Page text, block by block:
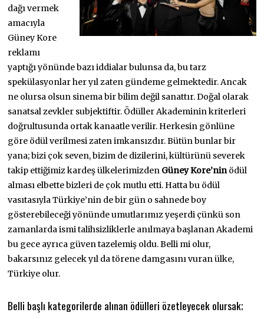
dağı vermek
amacıyla
Güney Kore
reklamı
yaptığı yönünde bazı iddialar bulunsa da, bu tarz
spekülasyonlar her yıl zaten gündeme gelmektedir. Ancak
ne olursa olsun sinema bir bilim değil sanattır. Doğal olarak
sanatsal zevkler subjektiftir. Ödüller Akademinin kriterleri
doğrultusunda ortak kanaatle verilir. Herkesin gönlüne
göre ödül verilmesi zaten imkansızdır. Bütün bunlar bir
yana; bizi çok seven, bizim de dizilerini, kültürünü severek
takip ettiğimiz kardeş ülkelerimizden Güney Kore’ninödül
alması elbette bizleri de çok mutlu etti. Hatta bu ödül
vasıtasıyla Türkiye’nin de bir gün o sahnede boy
gösterebileceği yönünde umutlarımız yeşerdi çünkü son
zamanlarda ismi talihsizliklerle anılmaya başlanan Akademi
bu gece ayrıca güven tazelemiş oldu. Belli mi olur,
bakarsınız gelecek yıl da törene damgasını vuran ülke,
Türkiye olur.
Belli başlı kategorilerde alınan ödülleri özetleyecek olursak;